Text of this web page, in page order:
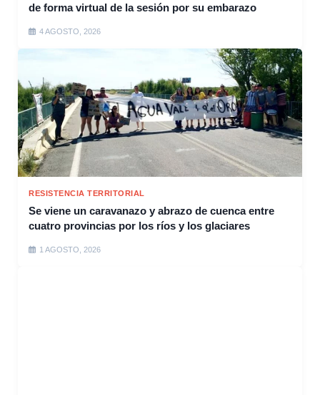
de forma virtual de la sesión por su embarazo
4 AGOSTO, 2026
RESISTENCIA TERRITORIAL
Se viene un caravanazo y abrazo de cuenca entre
cuatro provincias por los ríos y los glaciares
1 AGOSTO, 2026